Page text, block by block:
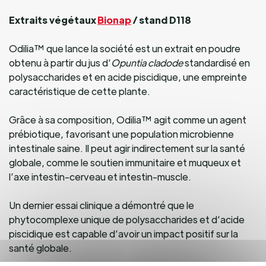
Extraits végétauxBionap/ stand D118
Odilia™ que lance la société est un extrait en poudre
obtenu à partir du jus d’Opuntia cladodestandardisé en
polysaccharides et en acide piscidique, une empreinte
caractéristique de cette plante.
Grâce à sa composition, Odilia™ agit comme un agent
prébiotique, favorisant une population microbienne
intestinale saine. Il peut agir indirectement sur la santé
globale, comme le soutien immunitaire et muqueux et
l’axe intestin-cerveau et intestin-muscle.
Un dernier essai clinique a démontré que le
phytocomplexe unique de polysaccharides et d’acide
piscidique est capable d’avoir un impact positif sur la
santé globale.